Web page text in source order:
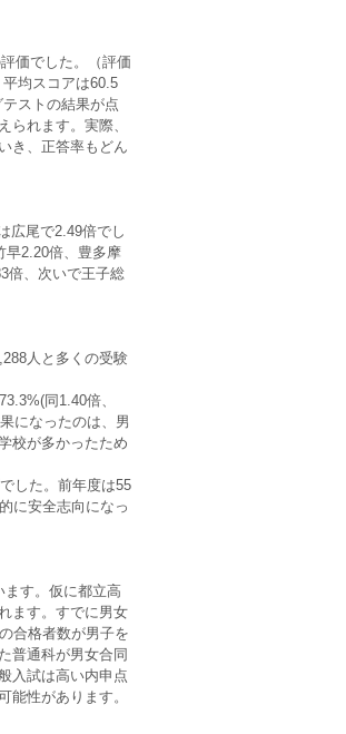
価でした。（評価
均スコアは60.5
ストの結果が点
られます。実際、
き、正答率もどん
広尾で2.49倍でし
早2.20倍、豊多摩
倍、次いで王子総
人と多くの受験
同1.40倍、
になったのは、男
校が多かったため
した。前年度は55
に安全志向になっ
す。仮に都立高
ます。すでに男女
合格者数が男子を
普通科が男女合同
入試は高い内申点
能性があります。